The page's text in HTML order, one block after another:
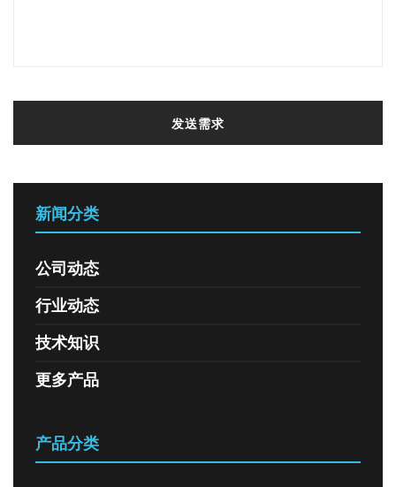
发送需求
新闻分类
公司动态
行业动态
技术知识
更多产品
产品分类